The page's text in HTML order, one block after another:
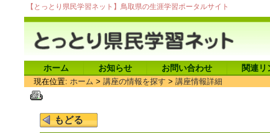
【とっとり県民学習ネット】鳥取県の生涯学習ポータルサイト
ホーム お知らせ お問い合わせ 関連リ
現在位置: ホーム > 講座の情報を探す > 講座情報詳細